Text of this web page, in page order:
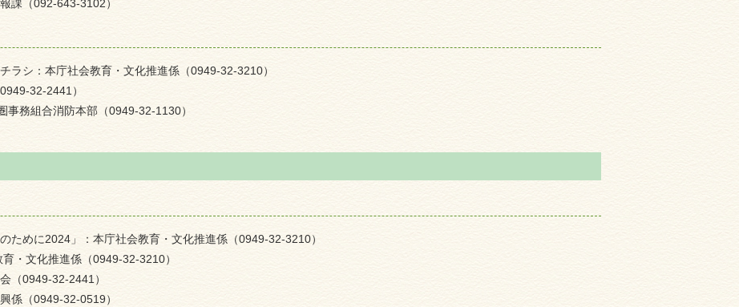
課（092-643-3102）
ラシ：本庁社会教育・文化推進係（0949-32-3210）
32-2441）
事務組合消防本部（0949-32-1130）
ために2024」：本庁社会教育・文化推進係（0949-32-3210）
・文化推進係（0949-32-3210）
（0949-32-2441）
係（0949-32-0519）